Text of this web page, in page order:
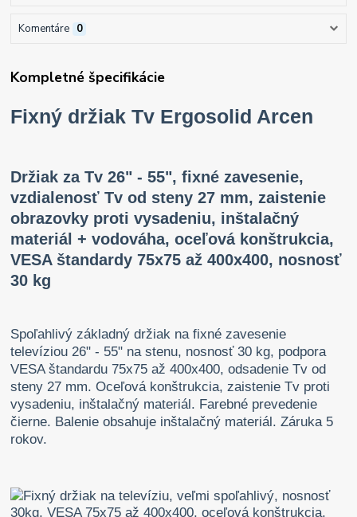
Komentáre 0
Kompletné špecifikácie
Fixný držiak Tv Ergosolid Arcen
Držiak za Tv 26" - 55", fixné zavesenie,
vzdialenosť Tv od steny 27 mm, zaistenie
obrazovky proti vysadeniu, inštalačný
materiál + vodováha, oceľová konštrukcia,
VESA štandardy 75x75 až 400x400, nosnosť
30 kg
Spoľahlivý základný držiak na fixné zavesenie
televíziou 26" - 55" na stenu, nosnosť 30 kg, podpora
VESA štandardu 75x75 až 400x400, odsadenie Tv od
steny 27 mm. Oceľová konštrukcia, zaistenie Tv proti
vysadeniu, inštalačný materiál. Farebné prevedenie
čierne. Balenie obsahuje inštalačný materiál. Záruka 5
rokov.